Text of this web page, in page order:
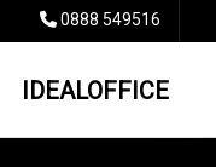
0888 549516
IDEALOFFICE